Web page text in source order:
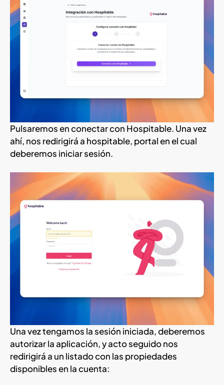
Pulsaremos en conectar con Hospitable. Una vez
ahí, nos redirigirá a hospitable, portal en el cual
deberemos iniciar sesión.
Una vez tengamos la sesión iniciada, deberemos
autorizar la aplicación, y acto seguido nos
redirigirá a un listado con las propiedades
disponibles en la cuenta: